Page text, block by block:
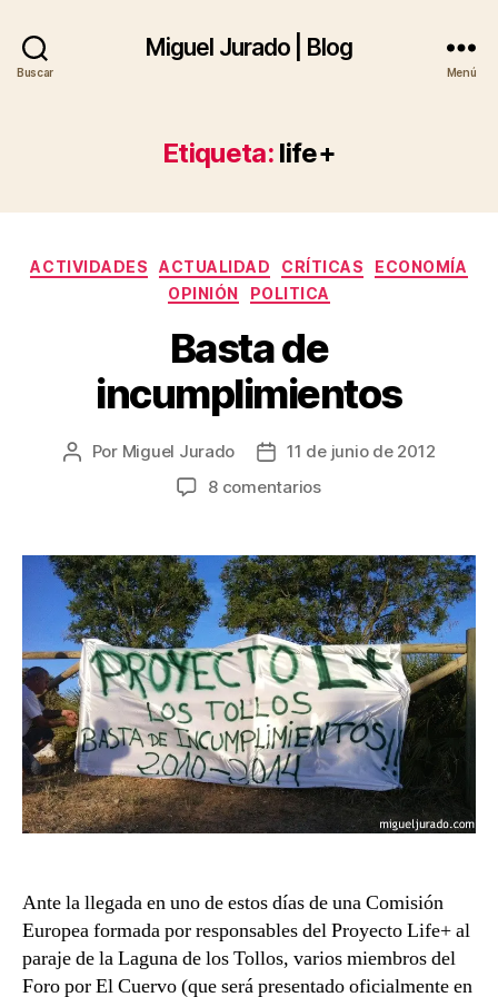
Buscar
Miguel Jurado | Blog
Menú
Etiqueta: life+
Categorías
ACTIVIDADES ACTUALIDAD CRÍTICAS
ECONOMÍA
OPINIÓN
POLITICA
Basta de
incumplimientos
Autor
Por Miguel Jurado
Fecha
de
11 de junio de 2012
8 comentariosen
incumplimientos
Ante la llegada en uno de estos días de una Comisión
Europea formada por responsables del Proyecto Life+ al
paraje de la Laguna de los Tollos, varios miembros del
Foro por El Cuervo (que será presentado oficialmente en